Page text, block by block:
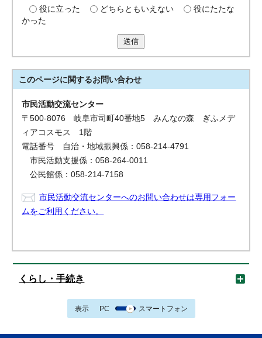
役に立った
どちらともいえない
役にたたな
かった
送信
このページに関するお問い合わせ
市民活動交流センター
〒500-8076 岐阜市司町40番地5 みんなの森 ぎふメデ
ィアコスモス 1階
電話番号 自治・地域振興係：058-214-4791
市民活動支援係：058-264-0011
公民館係：058-214-7158
市民活動交流センターへのお問い合わせは専用フォー
ムをご利用ください。
くらし・手続き
表示 PC スマートフォン